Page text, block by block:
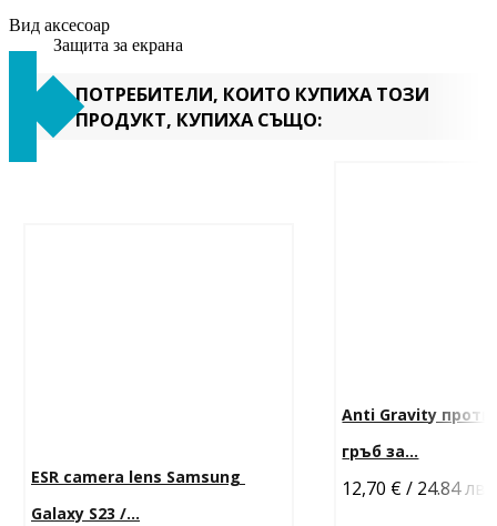
Вид аксесоар
Защита за екрана
ПОТРЕБИТЕЛИ, КОИТО КУПИХА ТОЗИ
ПРОДУКТ, КУПИХА СЪЩО:
ESR camera lens Samsung
Galaxy S23 /...
Anti Gravity
гръб за...
12,70 € / 24.84 лв.